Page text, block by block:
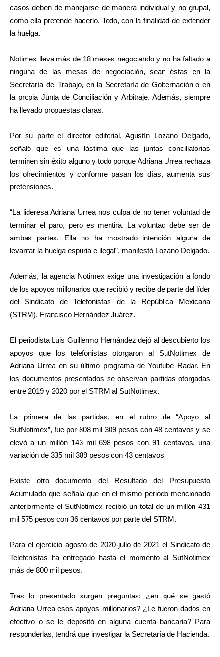
casos deben de manejarse de manera individual y no grupal,
como ella pretende hacerlo. Todo, con la finalidad de extender
la huelga.
Notimex lleva más de 18 meses negociando y no ha faltado a
ninguna de las mesas de negociación, sean éstas en la
Secretaría del Trabajo, en la Secretaría de Gobernación o en
la propia Junta de Conciliación y Arbitraje. Además, siempre
ha llevado propuestas claras.
Por su parte el director editorial, Agustín Lozano Delgado,
señaló que es una lástima que las juntas conciliatorias
terminen sin éxito alguno y todo porque Adriana Urrea rechaza
los ofrecimientos y conforme pasan los días, aumenta sus
pretensiones.
“La lideresa Adriana Urrea nos culpa de no tener voluntad de
terminar el paro, pero es mentira. La voluntad debe ser de
ambas partes. Ella no ha mostrado intención alguna de
levantar la huelga espuria e ilegal”, manifestó Lozano Delgado.
Además, la agencia Notimex exige una investigación a fondo
de los apoyos millonarios que recibió y recibe de parte del líder
del Sindicato de Telefonistas de la República Mexicana
(STRM), Francisco Hernández Juárez.
El periodista Luis Guillermo Hernández dejó al descubierto los
apoyos que los telefonistas otorgaron al SutNotimex de
Adriana Urrea en su último programa de Youtube Radar. En
los documentos presentados se observan partidas otorgadas
entre 2019 y 2020 por el STRM al SutNotimex.
La primera de las partidas, en el rubro de “Apoyo al
SutNotimex”, fue por 808 mil 309 pesos con 48 centavos y se
elevó a un millón 143 mil 698 pesos con 91 centavos, una
variación de 335 mil 389 pesos con 43 centavos.
Existe otro documento del Resultado del Presupuesto
Acumulado que señala que en el mismo periodo mencionado
anteriormente el SutNotimex recibió un total de un millón 431
mil 575 pesos con 36 centavos por parte del STRM.
Para el ejercicio agosto de 2020-julio de 2021 el Sindicato de
Telefonistas ha entregado hasta el momento al SutNotimex
más de 800 mil pesos.
Tras lo presentado surgen preguntas: ¿en qué se gastó
Adriana Urrea esos apoyos millonarios? ¿Le fueron dados en
efectivo o se le depositó en alguna cuenta bancaria? Para
responderlas, tendrá que investigar la Secretaría de Hacienda.